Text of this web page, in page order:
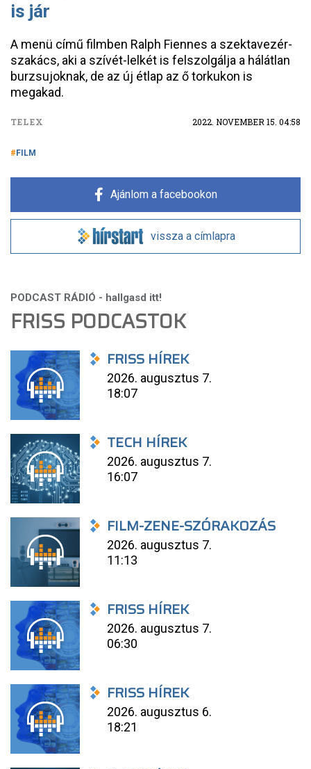
is jár
A menü című filmben Ralph Fiennes a szektavezér-
szakács, aki a szívét-lelkét is felszolgálja a hálátlan
burzsujoknak, de az új étlap az ő torkukon is
megakad.
TELEX 2022. NOVEMBER 15. 04:58
FILM
Ajánlom a facebookon
vissza a címlapra
FRISS PODCASTOK
FRISS HÍREK
2026. augusztus 7.
18:07
TECH HÍREK
2026. augusztus 7.
16:07
FILM-ZENE-SZÓRAKOZÁS
2026. augusztus 7.
11:13
FRISS HÍREK
2026. augusztus 7.
06:30
FRISS HÍREK
2026. augusztus 6.
18:21